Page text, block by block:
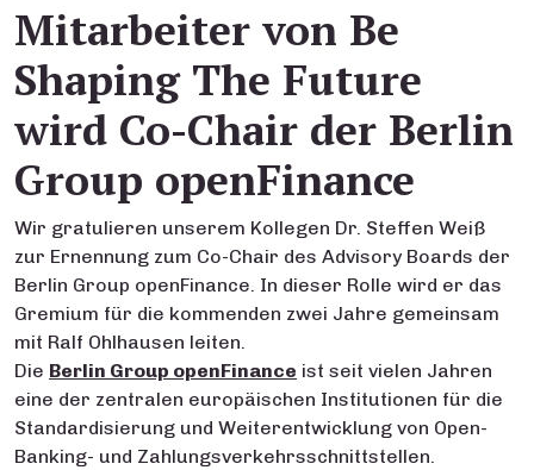
Mitarbeiter von Be
Shaping The Future
wird Co-Chair der Berlin
Group openFinance
Wir gratulieren unserem Kollegen Dr. Steffen Weiß
zur Ernennung zum Co-Chair des Advisory Boards der
Berlin Group openFinance. In dieser Rolle wird er das
Gremium für die kommenden zwei Jahre gemeinsam
mit Ralf Ohlhausen leiten.
Die Berlin Group openFinance ist seit vielen Jahren
eine der zentralen europäischen Institutionen für die
Standardisierung und Weiterentwicklung von Open-
Banking- und Zahlungsverkehrsschnittstellen.